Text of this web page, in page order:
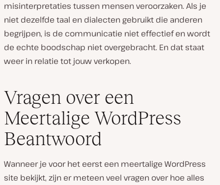
misinterpretaties tussen mensen veroorzaken. Als je
niet dezelfde taal en dialecten gebruikt die anderen
begrijpen, is de communicatie niet effectief en wordt
de echte boodschap niet overgebracht. En dat staat
weer in relatie tot jouw verkopen.
Vragen over een
Meertalige WordPress
Beantwoord
Wanneer je voor het eerst een meertalige WordPress
site bekijkt, zijn er meteen veel vragen over hoe alles